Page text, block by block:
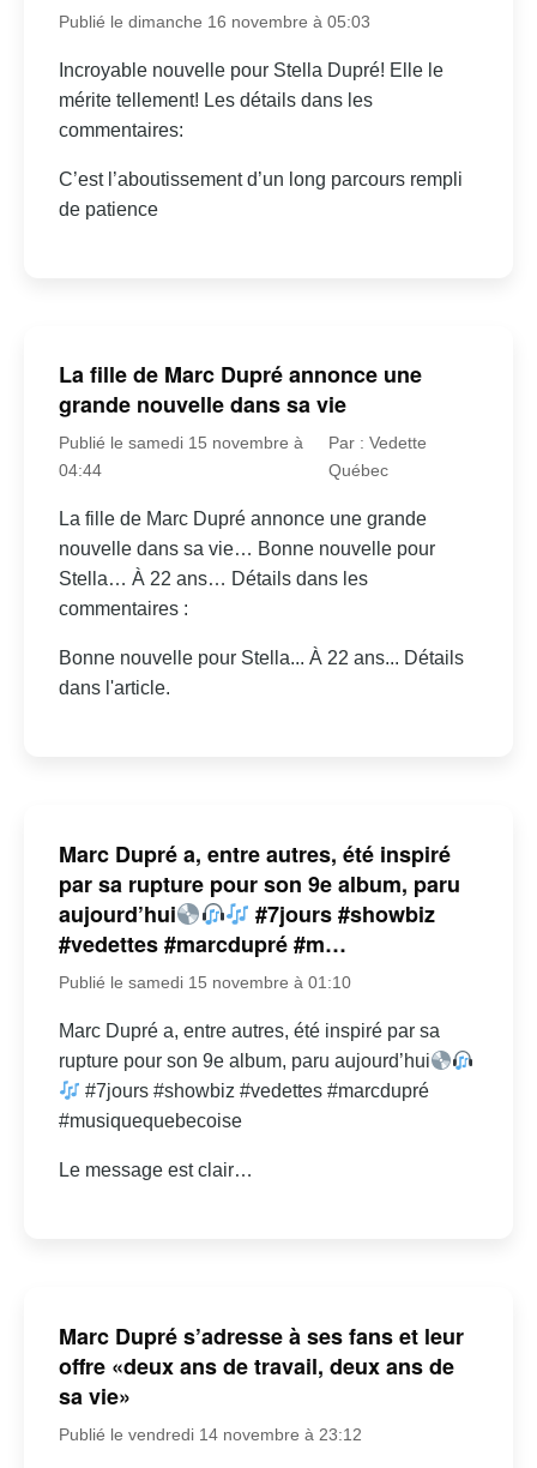
Publié le dimanche 16 novembre à 05:03
Incroyable nouvelle pour Stella Dupré! Elle le
mérite tellement! Les détails dans les
commentaires:
C’est l’aboutissement d’un long parcours rempli
de patience
La fille de Marc Dupré annonce une
grande nouvelle dans sa vie
Publié le samedi 15 novembre à
04:44
Par : Vedette
Québec
La fille de Marc Dupré annonce une grande
nouvelle dans sa vie… Bonne nouvelle pour
Stella… À 22 ans… Détails dans les
commentaires :
Bonne nouvelle pour Stella... À 22 ans... Détails
dans l'article.
Marc Dupré a, entre autres, été inspiré
par sa rupture pour son 9e album, paru
aujourd’hui
#7jours #showbiz
#vedettes #marcdupré #m…
Publié le samedi 15 novembre à 01:10
Marc Dupré a, entre autres, été inspiré par sa
rupture pour son 9e album, paru aujourd’hui
#7jours #showbiz #vedettes #marcdupré
#musiquequebecoise
Le message est clair…
Marc Dupré s’adresse à ses fans et leur
offre «deux ans de travail, deux ans de
sa vie»
Publié le vendredi 14 novembre à 23:12